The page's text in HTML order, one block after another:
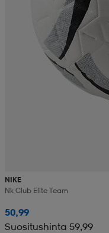
NIKE
Nk Club Elite Team
50,99
Suositushinta 59,99